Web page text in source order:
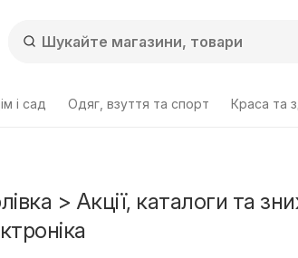
і сад Одяг, взуття та спорт Краса та
> Акції, каталоги та